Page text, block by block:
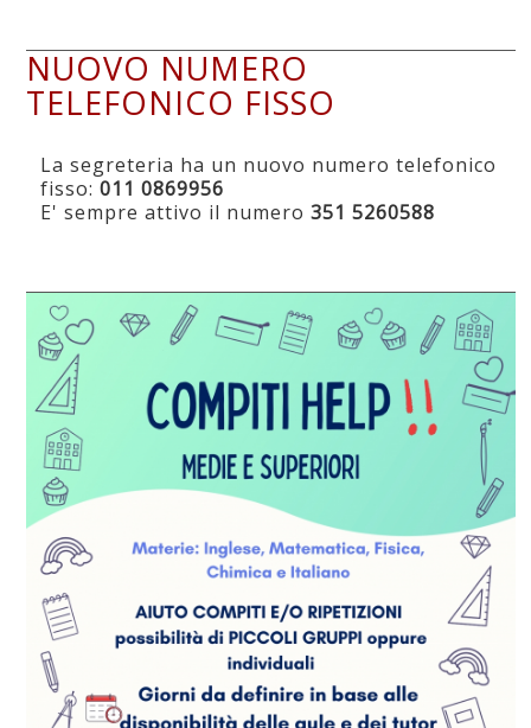
NUOVO NUMERO
TELEFONICO FISSO
La segreteria ha un nuovo numero telefonico
fisso:011 0869956
E' sempre attivo il numero351 5260588